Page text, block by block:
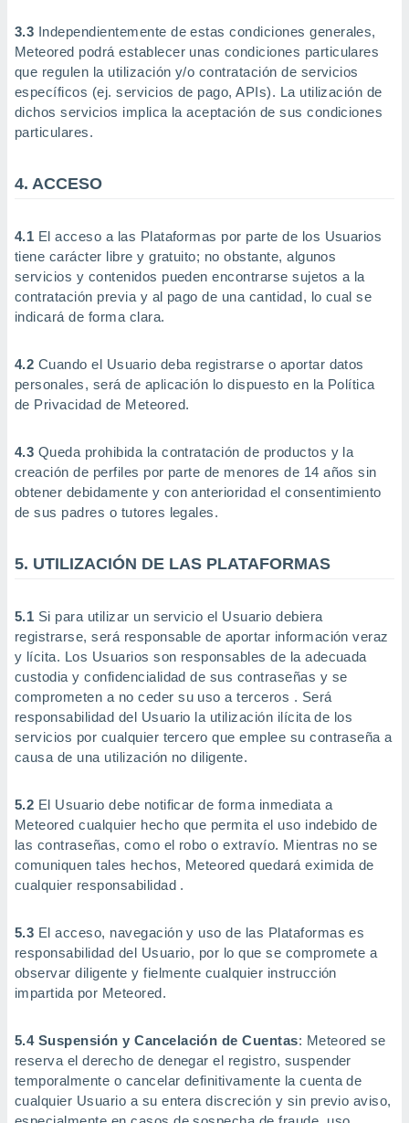
únicos
similares
como
sitio
de
traten tus
en
interés
a lo que
Para
su
datos
momento
en
en
un
o acceder
datos
perfiles
utilizar
crear un
uso de
la
de la
el
del
de
de
de
de
uso de
3.3 Independientemente de estas condiciones generales,
Meteored podrá establecer unas condiciones particulares
que regulen la utilización y/o contratación de servicios
específicos (ej. servicios de pago, APIs). La utilización de
dichos servicios implica la aceptación de sus condiciones
particulares.
4. ACCESO
4.1 El acceso a las Plataformas por parte de los Usuarios
tiene carácter libre y gratuito; no obstante, algunos
servicios y contenidos pueden encontrarse sujetos a la
contratación previa y al pago de una cantidad, lo cual se
indicará de forma clara.
4.2 Cuando el Usuario deba registrarse o aportar datos
personales, será de aplicación lo dispuesto en la Política
de Privacidad de Meteored.
4.3 Queda prohibida la contratación de productos y la
creación de perfiles por parte de menores de 14 años sin
obtener debidamente y con anterioridad el consentimiento
de sus padres o tutores legales.
5. UTILIZACIÓN DE LAS PLATAFORMAS
5.1 Si para utilizar un servicio el Usuario debiera
registrarse, será responsable de aportar información veraz
y lícita. Los Usuarios son responsables de la adecuada
custodia y confidencialidad de sus contraseñas y se
comprometen a no ceder su uso a terceros . Será
responsabilidad del Usuario la utilización ilícita de los
servicios por cualquier tercero que emplee su contraseña a
causa de una utilización no diligente.
5.2 El Usuario debe notificar de forma inmediata a
Meteored cualquier hecho que permita el uso indebido de
las contraseñas, como el robo o extravío. Mientras no se
comuniquen tales hechos, Meteored quedará eximida de
cualquier responsabilidad .
5.3 El acceso, navegación y uso de las Plataformas es
responsabilidad del Usuario, por lo que se compromete a
observar diligente y fielmente cualquier instrucción
impartida por Meteored.
5.4 Suspensión y Cancelación de Cuentas: Meteored se
reserva el derecho de denegar el registro, suspender
temporalmente o cancelar definitivamente la cuenta de
cualquier Usuario a su entera discreción y sin previo aviso,